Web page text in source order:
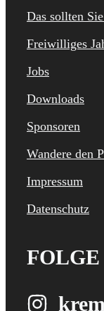
Das sollten
Freiwilliges
Jobs
Downloads
Sponsoren
Wandere den
Impressum
Datenschutz
FOLGE